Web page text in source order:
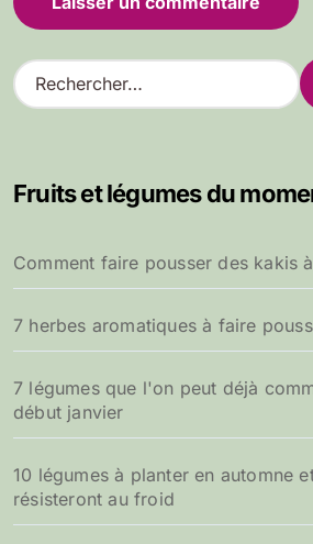
R
e
r
e
r
:
Fruits et légumes du
Comment faire pousser des kakis
7 herbes aromatiques à faire
7 légumes que l'on peut déjà
début janvier
10 légumes à planter en automne
résisteront au froid